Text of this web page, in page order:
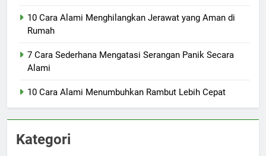
10 Cara Alami Menghilangkan Jerawat yang Aman di
Rumah
7 Cara Sederhana Mengatasi Serangan Panik Secara
Alami
10 Cara Alami Menumbuhkan Rambut Lebih Cepat
Kategori